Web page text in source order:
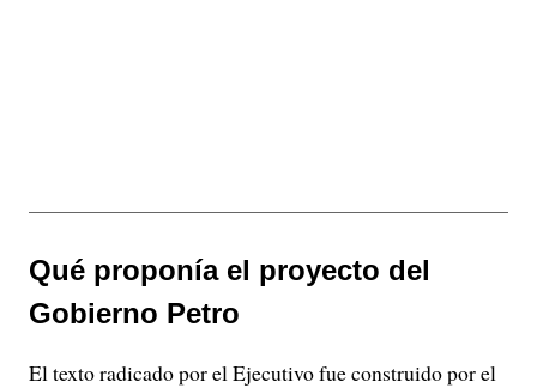
Qué proponía el proyecto del
Gobierno Petro
El texto radicado por el Ejecutivo fue construido por el